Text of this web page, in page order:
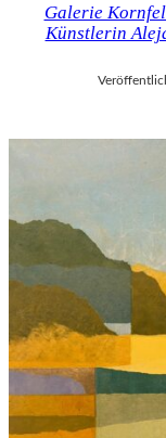
Galerie
Künstlerin